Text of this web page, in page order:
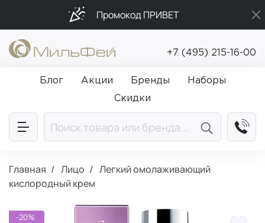
Промокод ПРИВЕТ
Подарки в каждый заказ от 5 000₽
Бесплатная доставка от 5 000₽
+7 (495) 215-16-00
Блог Акции Бренды
Наборы
Скидки
Главная Лицо
Легкий омолаживающий
кислородный крем
-20%